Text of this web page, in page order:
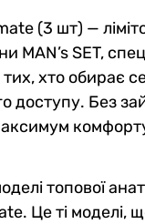
(3 шт) —
MAN’s SET,
хто обирає
доступу. Без
топової
Це ті моделі,